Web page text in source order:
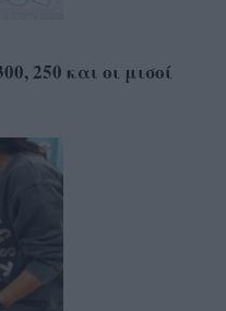
250 και οι μισοί